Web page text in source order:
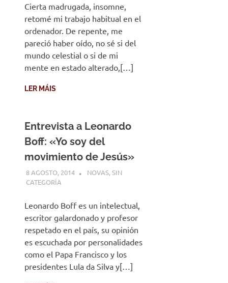
Cierta madrugada, insomne,
retomé mi trabajo habitual en el
ordenador. De repente, me
pareció haber oído, no sé si del
mundo celestial o si de mi
mente en estado alterado,[…]
LER MÁIS
Entrevista a Leonardo
Boff: «Yo soy del
movimiento de Jesús»
8 AGOSTO, 2014 DESARROLLO
NOVAS,SIN
CATEGORÍA
Leonardo Boff es un intelectual,
escritor galardonado y profesor
respetado en el país, su opinión
es escuchada por personalidades
como el Papa Francisco y los
presidentes Lula da Silva y[…]